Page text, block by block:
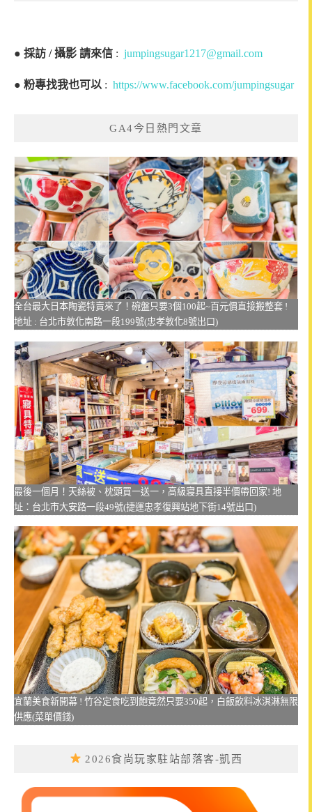
● 採訪 / 攝影 請來信 : jumpingsugar1217@gmail.com
● 粉專找我也可以 : https://www.facebook.com/jumpingsugar
GA4今日熱門文章
全台最大日本陶瓷特賣來了！碗盤只要3個100起~百元價直接搬整套 !
地址 : 台北市敦化南路一段199號(忠孝敦化8號出口)
最後一個月！天絲被、枕頭買一送一，高級寢具直接半價帶回家! 地
址：台北市大安路一段49號(捷運忠孝復興站地下街14號出口)
宜蘭美食新開幕 ! 竹谷定食吃到飽竟然只要350起，白飯飲料冰淇淋無限
供應(菜單價錢)
2026食尚玩家駐站部落客-凱西